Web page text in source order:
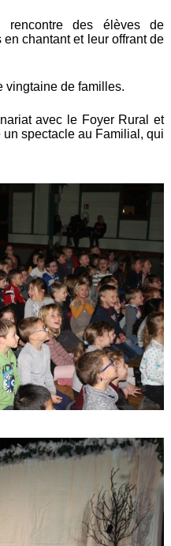
des élèves de
chantant et leur offrant de
vingtaine de familles.
avec le Foyer Rural et
un spectacle au Familial, qui